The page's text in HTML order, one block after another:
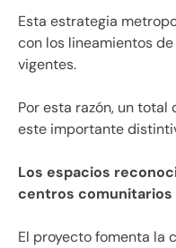
Esta estrategia
con los lineamientos
vigentes.
Por esta razón, un
este importante
Los espacios
centros comunitarios
El proyecto fomenta la